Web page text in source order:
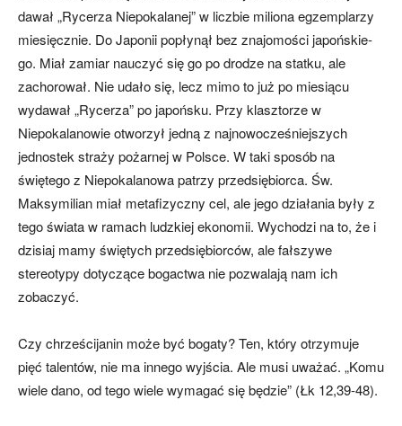
dawał „Rycerza Niepokalanej” w liczbie miliona egzemplarzy
miesięcznie. Do Ja­ponii popłynął bez znajomości japońskie­
go. Miał zamiar nauczyć się go po drodze na statku, ale
zachorował. Nie udało się, lecz mimo to już po miesiącu
wydawał „Rycerza” po japońsku. Przy klaszto­rze w
Niepokalanowie otworzył jedną z najnowocześniejszych
jednostek stra­ży pożarnej w Polsce. W taki sposób na
świętego z Niepokalanowa patrzy przed­siębiorca. Św.
Maksymilian miał metafi­zyczny cel, ale jego działania były z
tego świata w ramach ludzkiej ekonomii. Wy­chodzi na to, że i
dzisiaj mamy świętych przedsiębiorców, ale fałszywe
stereotypy dotyczące bogactwa nie pozwalają nam ich
zobaczyć.
Czy chrześcijanin może być bogaty? Ten, który otrzymuje
pięć talentów, nie ma innego wyjścia. Ale musi uważać. „Komu
wiele dano, od tego wiele wyma­gać się będzie” (Łk 12,39-48).